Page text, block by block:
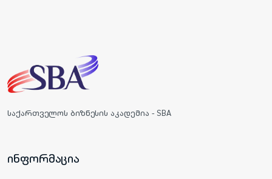
საქართველოს ბიზნესის აკადემია - SBA
ინფორმაცია